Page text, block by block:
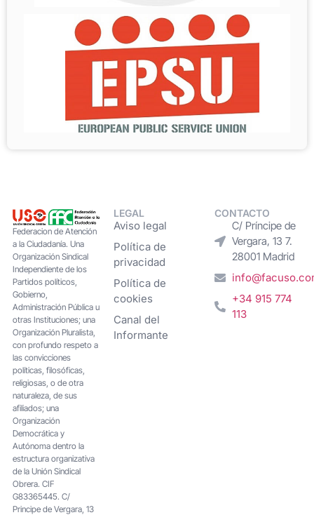
Federacion de Atención
a la Ciudadanía. Una
Organización Sindical
Independiente de los
Partidos políticos,
Gobierno,
Administración Pública u
otras Instituciones; una
Organización Pluralista,
con profundo respeto a
las convicciones
políticas, filosóficas,
religiosas, o de otra
naturaleza, de sus
afiliados; una
Organización
Democrática y
Autónoma dentro la
estructura organizativa
de la Unión Sindical
Obrera. CIF
G83365445. C/
Principe de Vergara, 13
LEGAL
Aviso legal
Política de
privacidad
Política de
cookies
Canal del
Informante
CONTACTO
C/ Príncipe de
Vergara, 13 7.
28001 Madrid
+34 915 774
113